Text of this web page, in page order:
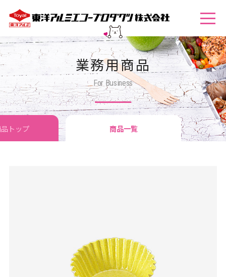
業務用商品
For Business
トップ 商品一覧